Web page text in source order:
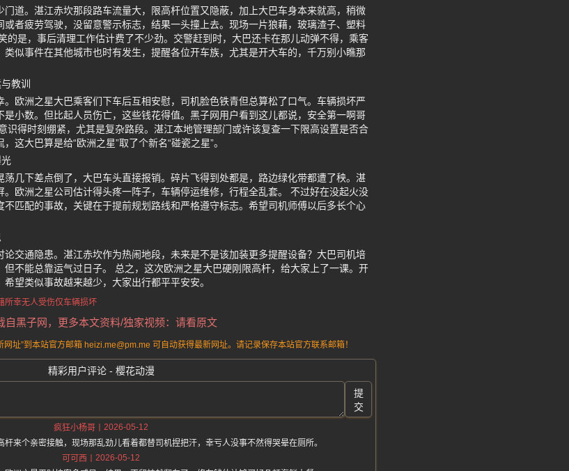
道。湛江赤坎那段路车流量大，限高杆位置又隐蔽，加上大巴车身本来就高，稍微
者疲劳驾驶，没留意警示标志，结果一头撞上去。现场一片狼藉，玻璃渣子、塑料
的是，事后清理工作估计费了不少劲。交警赶到时，大巴还卡在那儿动弹不得，乘客
似事件在其他城市也时有发生，提醒各位开车族，尤其是开大车的，千万别小瞧那
教训
欧洲之星大巴乘客们下车后互相安慰，司机脸色铁青但总算松了口气。车辆损坏严
小数。但比起人员伤亡，这些钱花得值。黑子网用户看到这儿都说，安全第一啊哥
识得时刻绷紧，尤其是复杂路段。湛江本地管理部门或许该复查一下限高设置是否合
这大巴算是给“欧洲之星”取了个新名“碰瓷之星”。
几下差点倒了，大巴车头直接报销。碎片飞得到处都是，路边绿化带都遭了秧。湛
欧洲之星公司估计得头疼一阵子，车辆停运维修，行程全乱套。 不过好在没起火没
匹配的事故，关键在于提前规划路线和严格遵守标志。希望司机师傅以后多长个心
交通隐患。湛江赤坎作为热闹地段，未来是不是该加装更多提醒设备？大巴司机培
不能总靠运气过日子。 总之，这次欧洲之星大巴硬刚限高杆，给大家上了一课。开
望类似事故越来越少，大家出行都平平安安。
所幸无人受伤仅车辆损坏
自黑子网，更多本文资料/独家视频：请看原文
址”到本站官方邮箱 heizi.me@pm.me 可自动获得最新网址。请记录保存本站官方联系邮箱！
精彩用户评论 - 樱花动漫
提
交
疯狂小杨哥
2026-05-12
来个亲密接触，现场那乱劲儿看着都替司机捏把汗，幸亏人没事不然得哭晕在厕所。
可可西
2026-05-12